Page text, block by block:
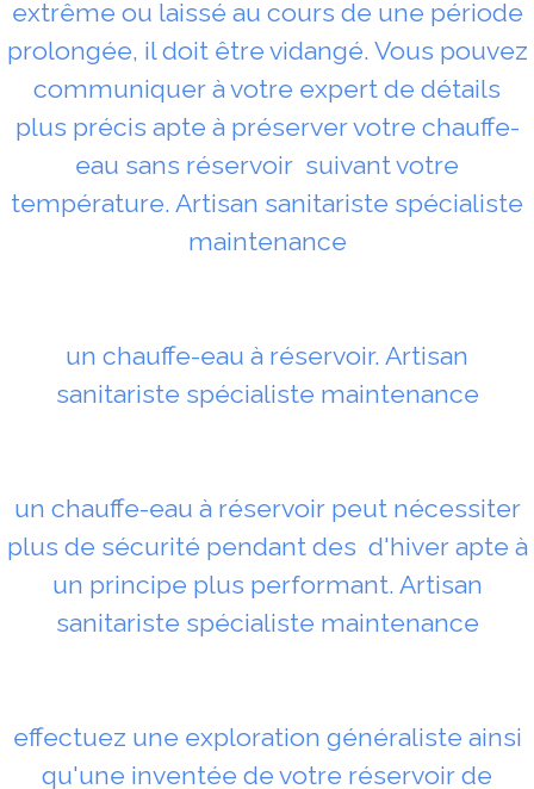
extrême ou laissé au cours de une période
prolongée, il doit être vidangé. Vous pouvez
communiquer à votre expert de détails
plus précis apte à préserver votre chauffe-
eau sans réservoir suivant votre
température. Artisan sanitariste spécialiste
maintenance
un chauffe-eau à réservoir. Artisan
sanitariste spécialiste maintenance
un chauffe-eau à réservoir peut nécessiter
plus de sécurité pendant des d'hiver apte à
un principe plus performant. Artisan
sanitariste spécialiste maintenance
effectuez une exploration généraliste ainsi
qu'une inventée de votre réservoir de